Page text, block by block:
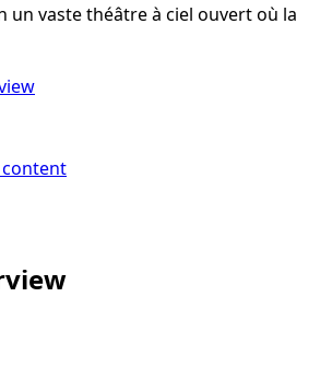
un vaste théâtre à ciel ouvert où la